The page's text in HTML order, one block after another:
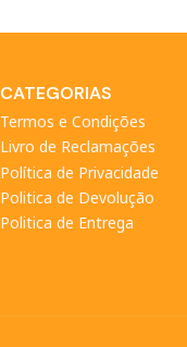
CATEGORIAS
Termos e Condições
Livro de Reclamações
Política de Privacidade
Politica de Devolução
Politica de Entrega